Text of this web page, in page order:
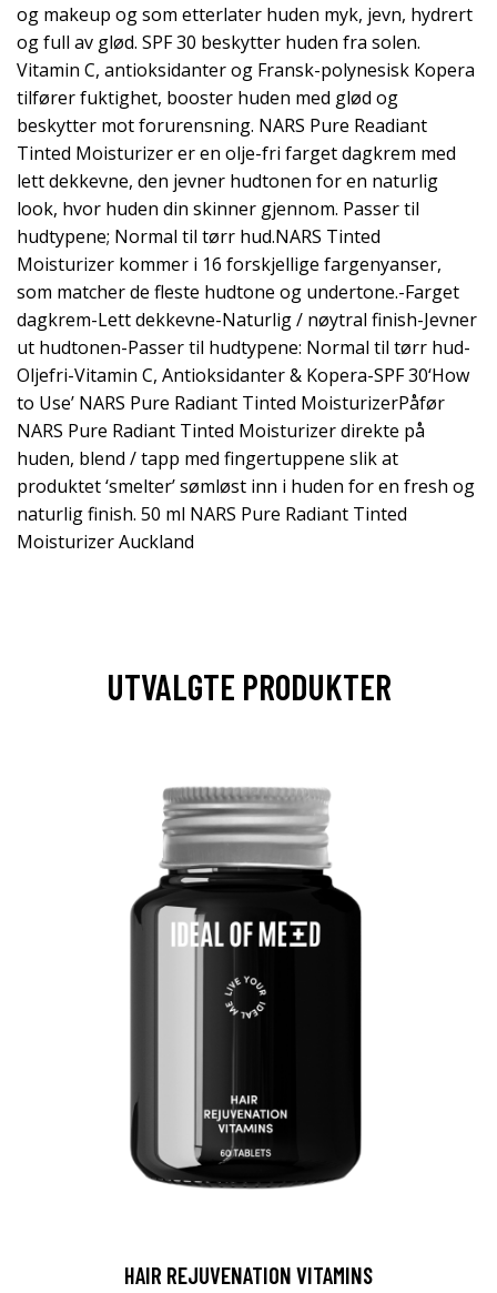
og makeup og som etterlater huden myk, jevn, hydrert
og full av glød. SPF 30 beskytter huden fra solen.
Vitamin C, antioksidanter og Fransk-polynesisk Kopera
tilfører fuktighet, booster huden med glød og
beskytter mot forurensning. NARS Pure Readiant
Tinted Moisturizer er en olje-fri farget dagkrem med
lett dekkevne, den jevner hudtonen for en naturlig
look, hvor huden din skinner gjennom. Passer til
hudtypene; Normal til tørr hud.NARS Tinted
Moisturizer kommer i 16 forskjellige fargenyanser,
som matcher de fleste hudtone og undertone.-Farget
dagkrem-Lett dekkevne-Naturlig / nøytral finish-Jevner
ut hudtonen-Passer til hudtypene: Normal til tørr hud-
Oljefri-Vitamin C, Antioksidanter & Kopera-SPF 30‘How
to Use’ NARS Pure Radiant Tinted MoisturizerPåfør
NARS Pure Radiant Tinted Moisturizer direkte på
huden, blend / tapp med fingertuppene slik at
produktet ‘smelter’ sømløst inn i huden for en fresh og
naturlig finish. 50 ml NARS Pure Radiant Tinted
Moisturizer Auckland
UTVALGTE PRODUKTER
HAIR REJUVENATION VITAMINS